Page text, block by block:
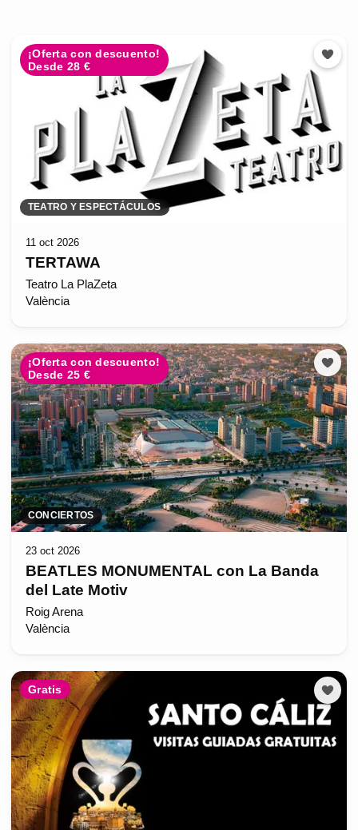
¡Oferta con descuento!
Desde 28 €
TEATRO Y ESPECTÁCULOS
11 oct 2026
TERTAWA
Teatro La PlaZeta
València
¡Oferta con descuento!
Desde 25 €
CONCIERTOS
23 oct 2026
BEATLES MONUMENTAL con La Banda
del Late Motiv
Roig Arena
València
Gratis